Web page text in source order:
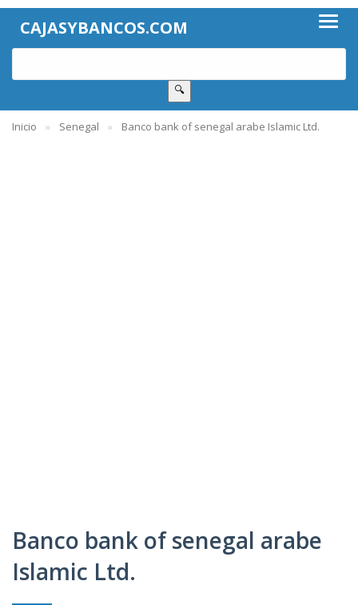
CAJASYBANCOS.COM
🔍
Inicio Senegal Banco bank of senegal arabe Islamic Ltd.
Banco bank of senegal arabe
Islamic Ltd.